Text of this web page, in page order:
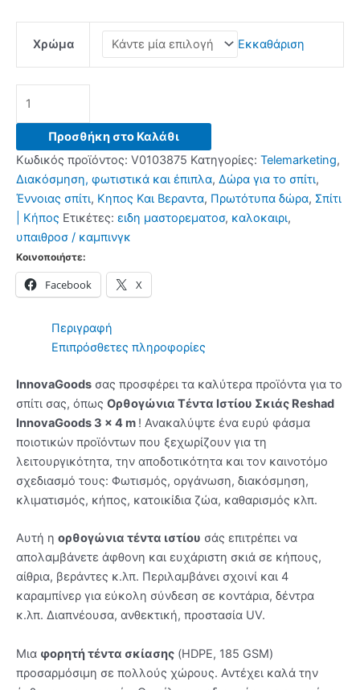
Χρώμα Εκκαθάριση
Σκιάς
Reshad
InnovaGoods
3
x
ποσότητα
Προσθήκη στο Καλάθι
Κωδικός προϊόντος: V0103875 Κατηγορίες: Telemarketing,
Διακόσμηση, φωτιστικά και έπιπλα, Δώρα για το σπίτι,
Έννοιας σπίτι, Κηπος Και Βεραντα, Πρωτότυπα δώρα, Σπίτι
| Κήπος Ετικέτες: ειδη μαστορεματοσ, καλοκαιρι,
υπαιθροσ / καμπινγκ
Κοινοποιήστε:
Facebook X
Περιγραφή
Επιπρόσθετες πληροφορίες
InnovaGoods σας προσφέρει τα καλύτερα προϊόντα για το
σπίτι σας, όπως Ορθογώνια Τέντα Ιστίου Σκιάς Reshad
InnovaGoods 3 x 4 m ! Ανακαλύψτε ένα ευρύ φάσμα
ποιοτικών προϊόντων που ξεχωρίζουν για τη
λειτουργικότητα, την αποδοτικότητα και τον καινοτόμο
σχεδιασμό τους: Φωτισμός, οργάνωση, διακόσμηση,
κλιματισμός, κήπος, κατοικίδια ζώα, καθαρισμός κλπ.
Αυτή η ορθογώνια τέντα ιστίου σάς επιτρέπει να
απολαμβάνετε άφθονη και ευχάριστη σκιά σε κήπους,
αίθρια, βεράντες κ.λπ. Περιλαμβάνει σχοινί και 4
καραμπίνερ για εύκολη σύνδεση σε κοντάρια, δέντρα
κ.λπ. Διαπνέουσα, ανθεκτική, προστασία UV.
Μια φορητή τέντα σκίασης (HDPE, 185 GSM)
προσαρμόσιμη σε πολλούς χώρους. Αντέχει καλά την